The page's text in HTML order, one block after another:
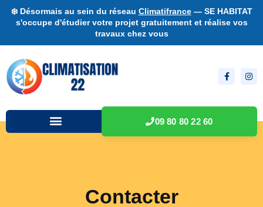
❄️ Désormais au sein du réseau Climatifrance— SE HABITAT
s'occupe d'étudier votre projet gratuitement et réalise vos
travaux chez vous
09 80 80 22 60
Contacter